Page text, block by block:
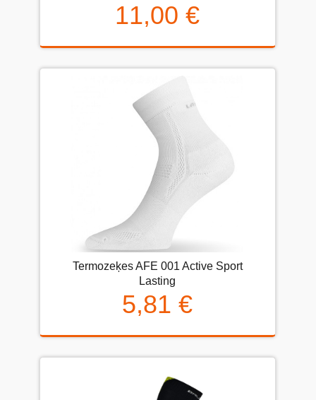
11,00 €
Termozeķes AFE 001 Active Sport
Lasting
5,81 €